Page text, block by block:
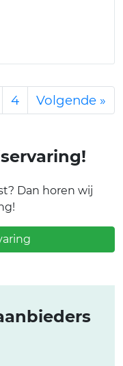
4 Volgende »
Dan horen wij